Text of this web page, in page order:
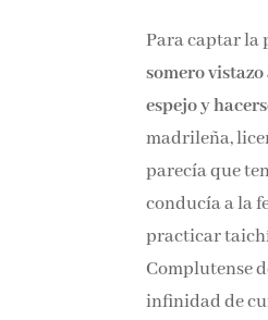
Para captar la
somero
espejo y
madrileña,
parecía que
conducía a la
china,
Complutense
infinidad de